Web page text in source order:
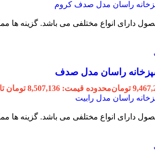
دارای انواع مختلفی می باشد. گزینه
راسان مدل صدف
تومانمحدوده قیمت: 8,507,136 تومان تا 9,467,216 تومان
دارای انواع مختلفی می باشد. گزینه